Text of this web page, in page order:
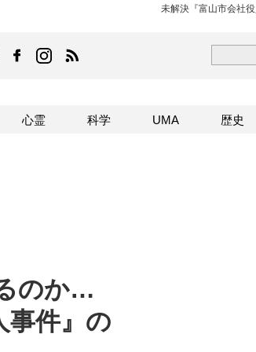
未解決『富山市会社
TOCANAのFacebookはこちら
TOCANAのinstagramはこちら
のか…
事件』の
心霊 科学 UMA 歴史